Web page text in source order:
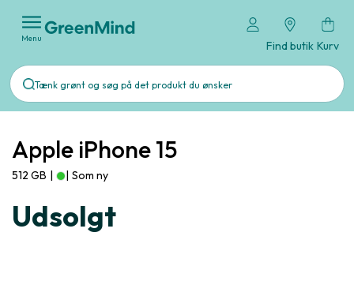
Menu
Find butik Kurv
Apple iPhone 15
512 GB | | Som ny
Udsolgt